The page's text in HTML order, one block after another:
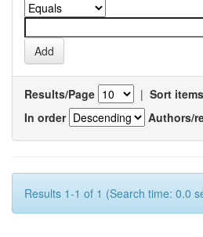
Results/Page | Sort
In order
Authors/
Results 1-1 of 1 (Search time: 0.0